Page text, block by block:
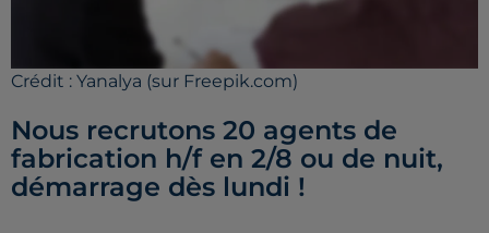
Crédit : Yanalya (sur Freepik.com)
Nous recrutons 20 agents de
fabrication h/f en 2/8 ou de nuit,
démarrage dès lundi !